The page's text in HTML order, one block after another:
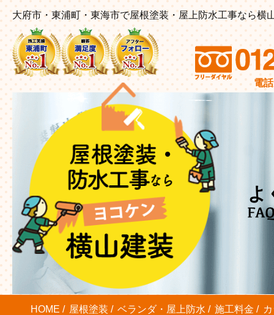
電
よ
HOME 屋根塗装 ベランダ・屋上防水 施工料金
大府市・東浦町・東海市で屋根塗装・屋上防水工事なら横